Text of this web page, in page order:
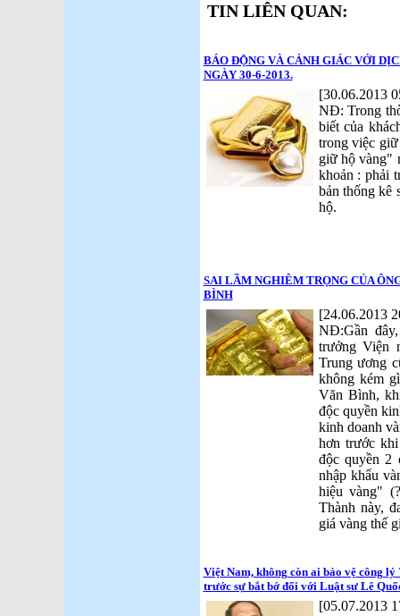
TIN LIÊN QUAN:
BÁO ĐỘNG VÀ CẢNH GIÁC VỚI
NGÀY 30-6-2013.
[30.06.2013
NĐ: Trong
biết của
trong việc
giữ hộ vàng"
khoản : phải
bản thống kê
hộ.
SAI LẦM NGHIÊM TRỌNG CỦA
BÌNH
[24.06.2013
NĐ:Gần
trưởng Viện
Trung ương
không kém
Văn Bình,
độc quyền
kinh doanh
hơn trước
độc quyền 2
nhập khẩu
hiệu vàng"
Thành này,
giá vàng thế
Việt Nam, không còn ai bảo vệ công
trước sự bắt bớ đối với Luật sư Lê
[05.07.2013